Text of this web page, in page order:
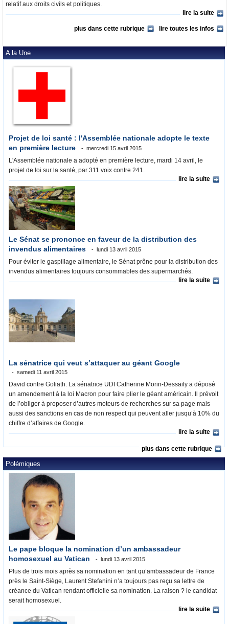
relatif aux droits civils et politiques.
lire la suite
plus dans cette rubrique lire toutes les infos
A la Une
Projet de loi santé : l'Assemblée nationale adopte le texte
en première lecture
mercredi 15 avril 2015
L'Assemblée nationale a adopté en première lecture, mardi 14 avril, le
projet de loi sur la santé, par 311 voix contre 241.
lire la suite
Le Sénat se prononce en faveur de la distribution des
invendus alimentaires
lundi 13 avril 2015
Pour éviter le gaspillage alimentaire, le Sénat prône pour la distribution des
invendus alimentaires toujours consommables des supermarchés.
lire la suite
La sénatrice qui veut s’attaquer au géant Google
samedi 11 avril 2015
David contre Goliath. La sénatrice UDI Catherine Morin-Dessaily a déposé
un amendement à la loi Macron pour faire plier le géant américain. Il prévoit
de l’obliger à proposer d’autres moteurs de recherches sur sa page mais
aussi des sanctions en cas de non respect qui peuvent aller jusqu’à 10% du
chiffre d’affaires de Google.
lire la suite
plus dans cette rubrique
Polémiques
Le pape bloque la nomination d’un ambassadeur
homosexuel au Vatican
lundi 13 avril 2015
Plus de trois mois après sa nomination en tant qu’ambassadeur de France
près le Saint-Siège, Laurent Stefanini n’a toujours pas reçu sa lettre de
créance du Vatican rendant officielle sa nomination. La raison ? le candidat
serait homosexuel.
lire la suite